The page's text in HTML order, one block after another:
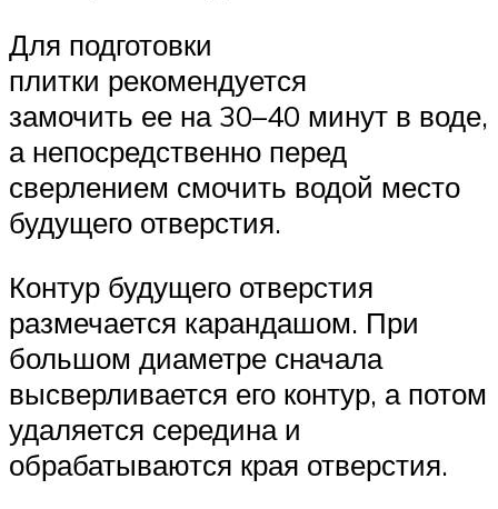
Для подготовки
плитки рекомендуется
замочить ее на 30–40 минут в воде,
а непосредственно перед
сверлением смочить водой место
будущего отверстия.
Контур будущего отверстия
размечается карандашом. При
большом диаметре сначала
высверливается его контур, а потом
удаляется середина и
обрабатываются края отверстия.